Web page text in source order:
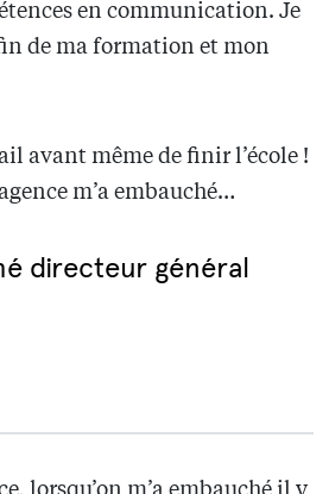
en communication. Je
de ma formation et mon
avant même de finir l’école !
m’a embauché…
directeur général